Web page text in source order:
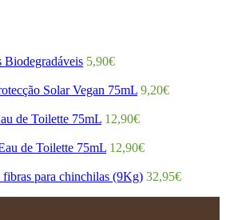
Biodegradáveis 5,90€
Solar Vegan 75mL 9,20€
de Toilette 75mL 12,90€
de Toilette 75mL 12,90€
para chinchilas (9Kg) 32,95€